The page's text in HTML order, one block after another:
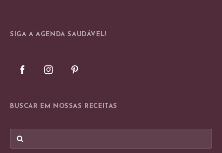
SIGA A AGENDA SAUDÁVEL!
BUSCAR EM NOSSAS RECEITAS